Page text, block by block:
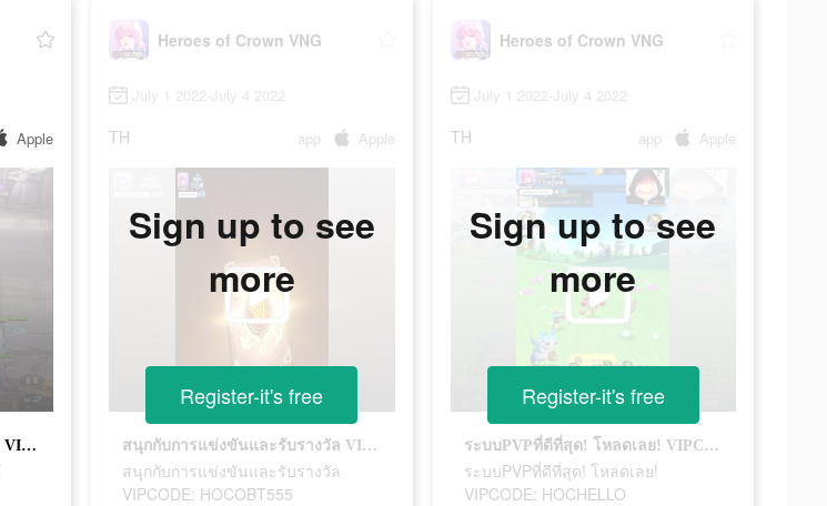
Apple
สนุกกับการแข่งขันและรับรางวัล VIPCODE: HOCOBT555
Heroes of Crown VNG
July 1 2022-July 4 2022
TH app Apple
สนุกกับการแข่งขันและรับรางวัล VIPCODE: HOCOBT555
สนุกกับการแข่งขันและรับรางวัล
VIPCODE: HOCOBT555
Sign up to see
more
Register-it's free
Heroes of Crown VNG
July 1 2022-July 4 2022
TH app Apple
ระบบPVPที่ดีที่สุด! โหลดเลย! VIPCODE: HOCHELLO
ระบบPVPที่ดีที่สุด! โหลดเลย!
VIPCODE: HOCHELLO
Sign up to see
more
Register-it's free